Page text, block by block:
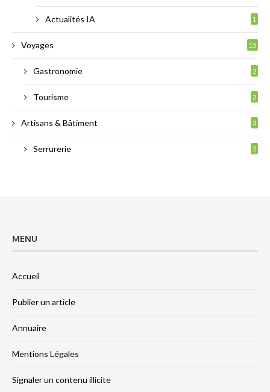
Actualités IA 1
Voyages 15
Gastronomie 2
Tourisme 2
Artisans & Bâtiment 3
Serrurerie 2
MENU
Accueil
Publier un article
Annuaire
Mentions Légales
Signaler un contenu illicite